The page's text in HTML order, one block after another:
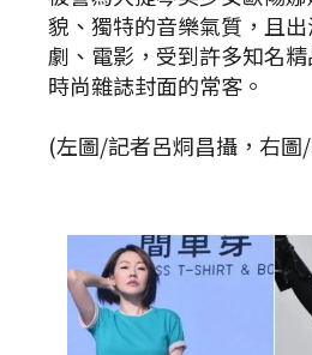
貌、獨特的音樂氣質，且
劇、電影，受到許多知名
時尚雜誌封面的常客。
(左圖/記者呂烔昌攝，右圖